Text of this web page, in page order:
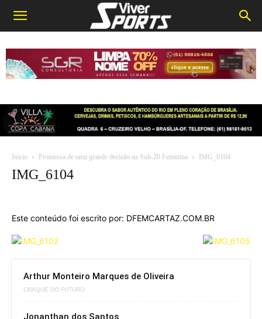
Início Promessa de uma grande decisão na Sub-20 Feminina IMG_6104
IMG_6104
Este conteúdo foi escrito por: DFEMCARTAZ.COM.BR
Arthur Monteiro Marques de Oliveira
CRAQUE DO FUTURO
Jonanthan dos Santos